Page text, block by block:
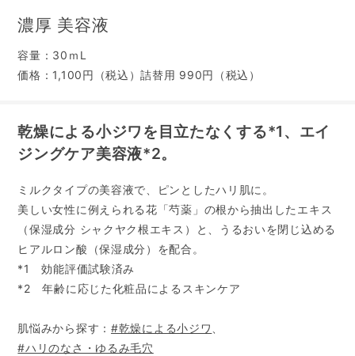
濃厚 美容液
容量：30ｍL
価格：1,100円（税込）詰替用 990円（税込）
乾燥による小ジワを目立たなくする*1 、エイ
ジングケア美容液*2。
ミルクタイプの美容液で、ピンとしたハリ肌に。
美しい女性に例えられる花「芍薬」の根から抽出したエキス
（保湿成分 シャクヤク根エキス）と、うるおいを閉じ込める
ヒアルロン酸（保湿成分）を配合。
*1 効能評価試験済み
*2 年齢に応じた化粧品によるスキンケア
肌悩みから探す： #乾燥による小ジワ
#ハリのなさ・ゆるみ毛穴